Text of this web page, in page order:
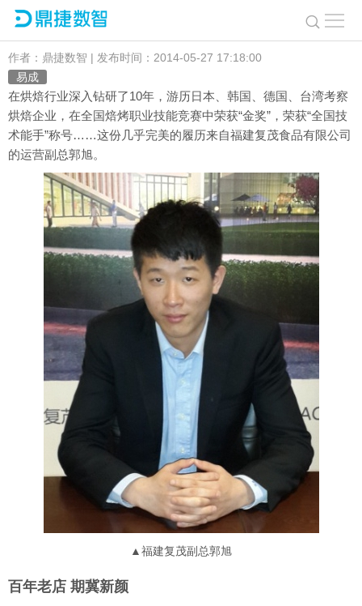
作者：鼎捷数智 | 发布时间：2014-05-27 17:18:00
易成
在烘焙行业深入钻研了10年，游历日本、韩国、德国、台湾考察
烘焙企业，在全国焙烤职业技能竞赛中荣获“金奖”，荣获“全国技
术能手”称号……这份几乎完美的履历来自福建复茂食品有限公司
的运营副总郭旭。
▲福建复茂副总郭旭
百年老店 期冀新颜